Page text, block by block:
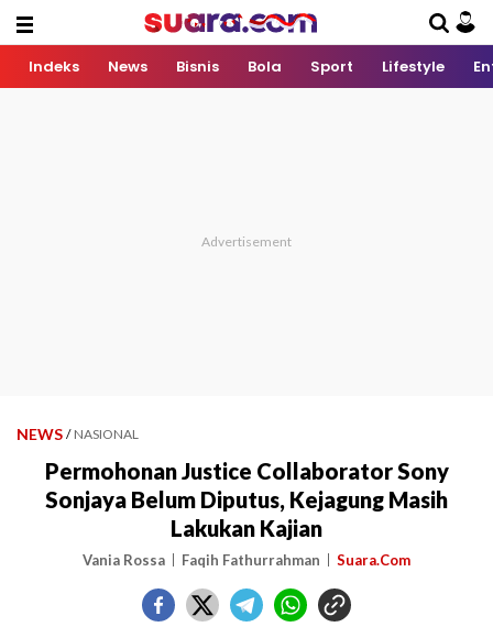
Indeks News Bisnis Bola Sport Lifestyle
NEWS / NASIONAL
Permohonan Justice Collaborator Sony
Sonjaya Belum Diputus, Kejagung Masih
Lakukan Kajian
Vania Rossa Faqih Fathurrahman Suara.Com